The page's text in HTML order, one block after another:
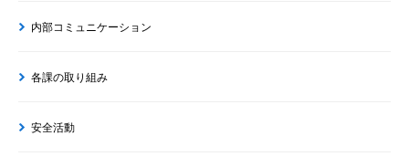
内部コミュニケーション
各課の取り組み
安全活動